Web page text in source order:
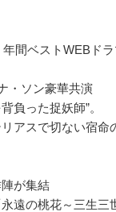
年間ベストWEBド
・ソン豪華共演
負った捉妖師”。
アスで切ない宿
が集結
遠の桃花～三生